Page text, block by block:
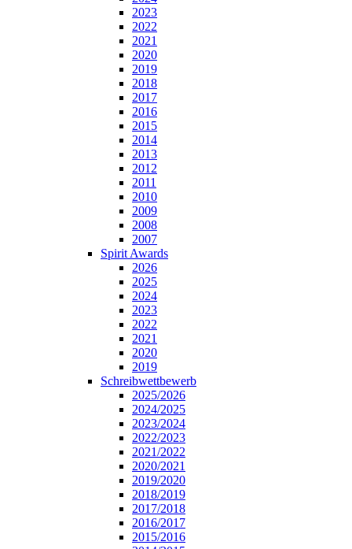
2023
2022
2021
2020
2019
2018
2017
2016
2015
2014
2013
2012
2011
2010
2009
2008
2007
Spirit Awards
2026
2025
2024
2023
2022
2021
2020
2019
Schreibwettbewerb
2025/2026
2024/2025
2023/2024
2022/2023
2021/2022
2020/2021
2019/2020
2018/2019
2017/2018
2016/2017
2015/2016